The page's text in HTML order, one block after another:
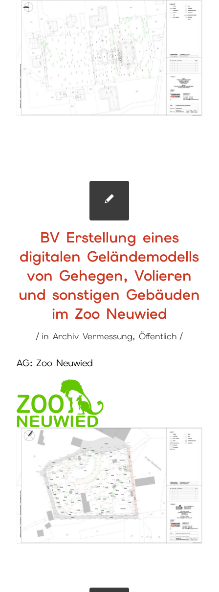
BV Erstellung eines
digitalen Geländemodells
von Gehegen, Volieren
und sonstigen Gebäuden
im Zoo Neuwied
/ inArchiv Vermessung,Öffentlich /
AG: Zoo Neuwied